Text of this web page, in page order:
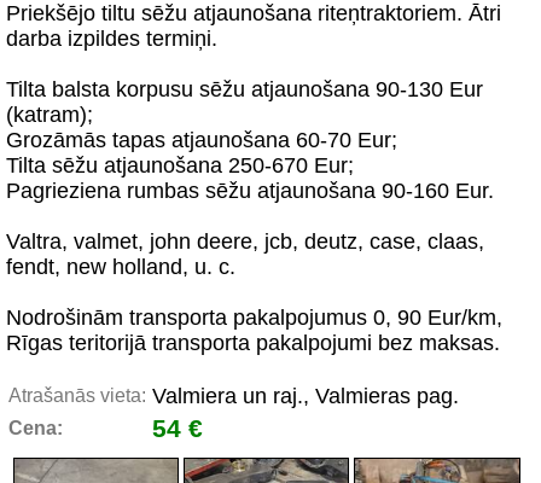
Priekšējo tiltu sēžu atjaunošana riteņtraktoriem. Ātri
darba izpildes termiņi.
Tilta balsta korpusu sēžu atjaunošana 90-130 Eur
(katram);
Grozāmās tapas atjaunošana 60-70 Eur;
Tilta sēžu atjaunošana 250-670 Eur;
Pagrieziena rumbas sēžu atjaunošana 90-160 Eur.
Valtra, valmet, john deere, jcb, deutz, case, claas,
fendt, new holland, u. c.
Nodrošinām transporta pakalpojumus 0, 90 Eur/km,
Rīgas teritorijā transporta pakalpojumi bez maksas.
Atrašanās vieta: Valmiera un raj., Valmieras pag.
Cena: 54 €